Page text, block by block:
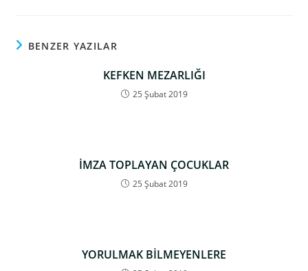
BENZER YAZILAR
KEFKEN MEZARLIĞI
25 Şubat 2019
İMZA TOPLAYAN ÇOCUKLAR
25 Şubat 2019
YORULMAK BİLMEYENLERE